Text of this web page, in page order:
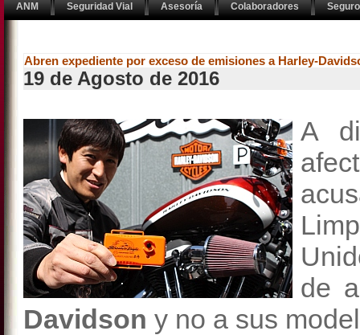
ANM Seguridad Vial Asesoría Colaboradores
Abren expediente por exceso de emisiones a Harley-
19 de Agosto de 2016
A
de
Davidson y no a sus